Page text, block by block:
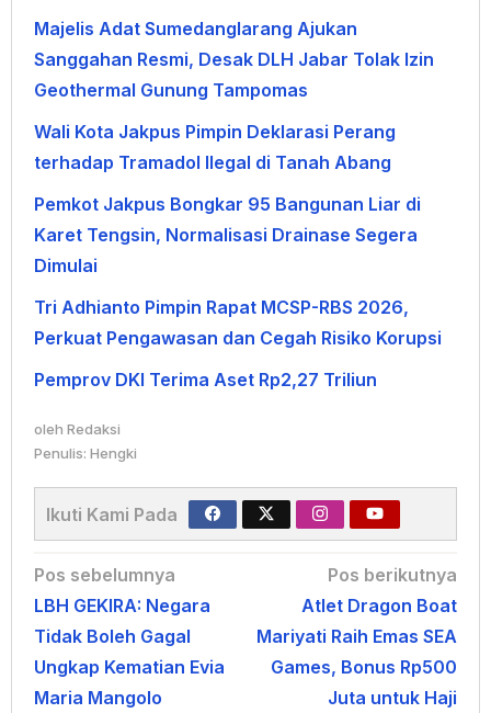
Majelis Adat Sumedanglarang Ajukan
Sanggahan Resmi, Desak DLH Jabar Tolak Izin
Geothermal Gunung Tampomas
Wali Kota Jakpus Pimpin Deklarasi Perang
terhadap Tramadol Ilegal di Tanah Abang
Pemkot Jakpus Bongkar 95 Bangunan Liar di
Karet Tengsin, Normalisasi Drainase Segera
Dimulai
Tri Adhianto Pimpin Rapat MCSP-RBS 2026,
Perkuat Pengawasan dan Cegah Risiko Korupsi
Pemprov DKI Terima Aset Rp2,27 Triliun
oleh Redaksi
Penulis: Hengki
Ikuti Kami Pada
Navigasi
pos
Pos sebelumnya
LBH GEKIRA: Negara
Tidak Boleh Gagal
Ungkap Kematian Evia
Maria Mangolo
Pos berikutnya
Atlet Dragon Boat
Mariyati Raih Emas SEA
Games, Bonus Rp500
Juta untuk Haji